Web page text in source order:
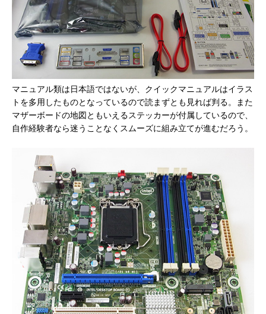
マニュアル類は日本語ではないが、クイックマニュアルはイラス
トを多用したものとなっているので読まずとも見れば判る。また
マザーボードの地図ともいえるステッカーが付属しているので、
自作経験者なら迷うことなくスムーズに組み立てが進むだろう。